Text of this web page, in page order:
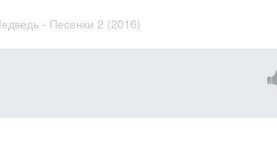
- Песенки 2 (2016)